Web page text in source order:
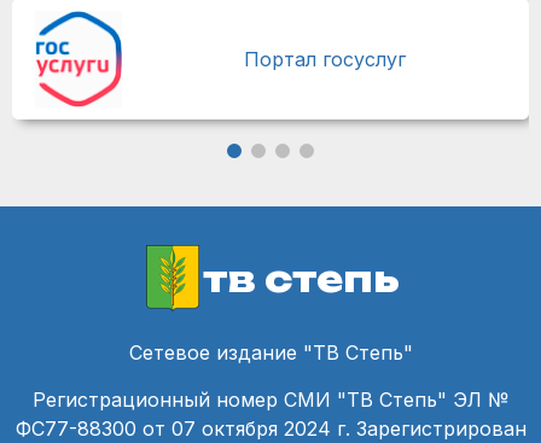
Портал госуслуг
тв степь
Сетевое издание "ТВ Степь"
Регистрационный номер СМИ "ТВ Степь" ЭЛ №
ФС77-88300 от 07 октября 2024 г. Зарегистрирован